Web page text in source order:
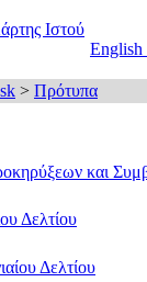
Ιστού
English
> Πρότυπα
και
Δελτίου
Δελτίου